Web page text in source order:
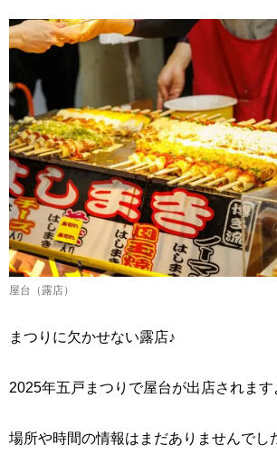
屋台（露店）
まつりに欠かせない露店♪
2025年五戸まつりで屋台が出店されます
場所や時間の情報はまだありませんでし